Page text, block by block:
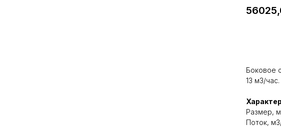
Боковое
13 м3/час.
Размер,
Поток,